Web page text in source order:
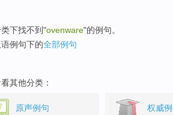
下找不到"ovenware"的例句。
例句下的全部例句
其他分类：
原声例句 权威